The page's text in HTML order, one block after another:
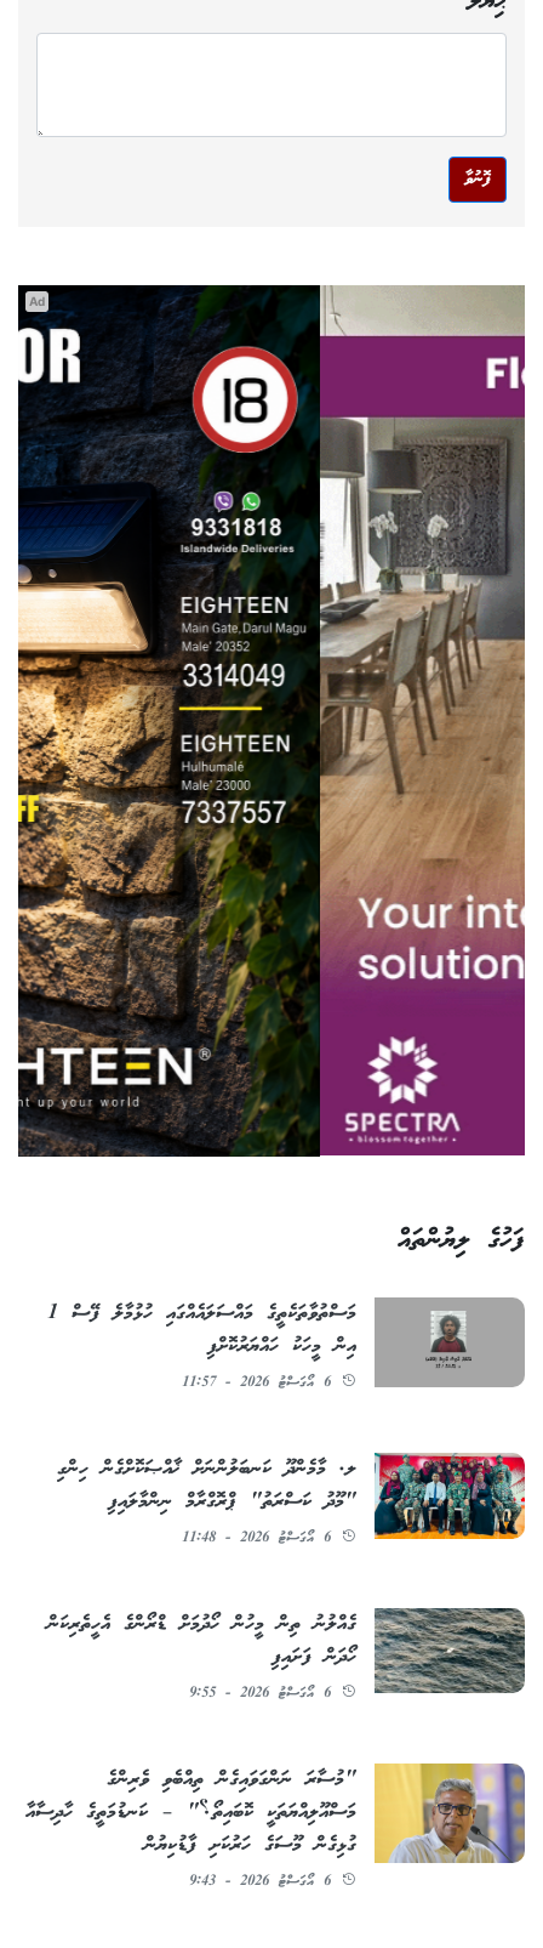
ފޮނުވާ
Ad
ފަހުގެ ލިޔުންތައް
މަސްތުވާތަކެތީގެ މައްސަލައެއްގައި ހުޅުމާލެ ފޭސް 1
އިން މީހަކު ހައްޔަރުކޮށްފި
6 އޯގަސްޓު 2026 - 11:57
ލ. މާމެންދޫ ކަނބަލުންނަށް ޚާއްޞަކޮށްގެން ހިންގި
"މޫދު ކަސްރަތު" ޕްރޮގްރާމް ނިންމާލައިފި
6 އޯގަސްޓު 2026 - 11:48
ގެއްލުނު ތިން މީހުން ހޯދުމަށް ޑްރޯންގެ އެހީތެރިކަން
ހޯދަން ފަށައިފި
6 އޯގަސްޓު 2026 - 9:55
"މުސާރަ ނަންގަވައިގެން ތިއްބެވި ވެރިންގެ
މަސްއޫލިއްޔަތަކީ ކޮބައިތޯ؟" – ކަނޑުމަތީގެ ހާދިސާއާ
ގުޅިގެން މޫސަގެ ހަރުކަށި ފާޑުކިޔުން
6 އޯގަސްޓު 2026 - 9:43